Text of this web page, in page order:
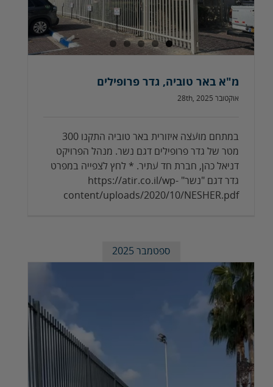
מ"א באר טוביה, גדר פרופילים
אוקטובר 28th, 2025
במתחם מועצה איזורית באר טוביה התקנו 300
מטר של גדר פרופילים דגם נשר. מנהל הפרויקט
דניאל כהן, חברת חד עתיר. * לחץ לצפייה במפרט
גדר דגם "נשר" https://atir.co.il/wp-
content/uploads/2020/10/NESHER.pdf
ספטמבר 2025